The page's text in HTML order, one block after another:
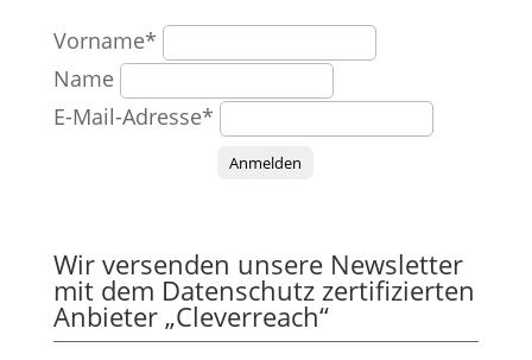
Vorname*
Name
E-Mail-Adresse*
Anmelden
Wir versenden unsere Newsletter
mit dem Datenschutz zertifizierten
Anbieter „Cleverreach“